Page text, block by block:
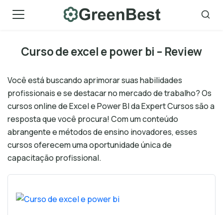
Curso de excel e power bi – Review
Você está buscando aprimorar suas habilidades
profissionais e se destacar no mercado de trabalho? Os
cursos online de Excel e Power BI da Expert Cursos são a
resposta que você procura! Com um conteúdo
abrangente e métodos de ensino inovadores, esses
cursos oferecem uma oportunidade única de
capacitação profissional.